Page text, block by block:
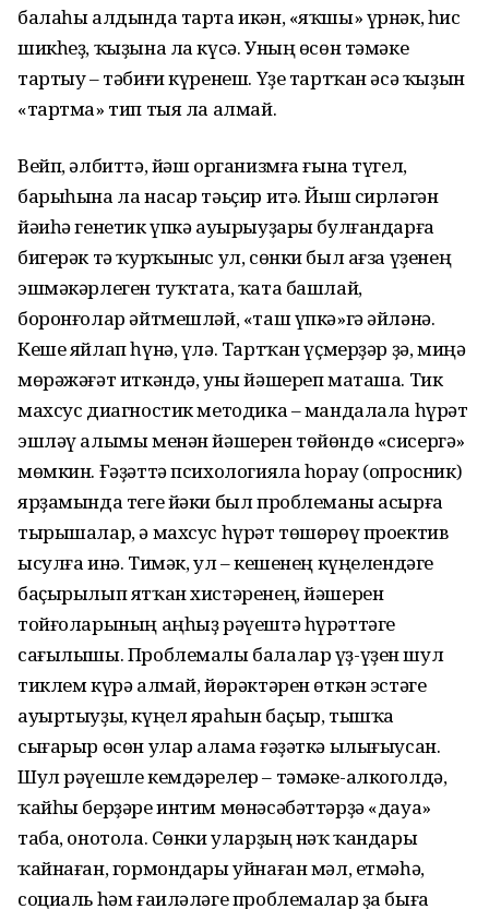
балаһы алдында тарта икән, «яҡшы» үрнәк, һис
шикһеҙ, ҡыҙына ла күсә. Уның өсөн тәмәке
тартыу – тәбиғи күренеш. Үҙе тартҡан әсә ҡыҙын
«тартма» тип тыя ла алмай.
Вейп, әлбиттә, йәш организмға ғына түгел,
барыһына ла насар тәьҫир итә. Йыш сирләгән
йәиһә генетик үпкә ауырыуҙары булғандарға
бигерәк тә ҡурҡыныс ул, сөнки был ағза үҙенең
эшмәкәрлеген туҡтата, ҡата башлай,
боронғолар әйтмешләй, «таш үпкә»гә әйләнә.
Кеше яйлап һүнә, үлә. Тартҡан үҫмерҙәр ҙә, миңә
мөрәжәғәт иткәндә, уны йәшереп маташа. Тик
махсус диагностик методика – мандалала һүрәт
эшләү алымы менән йәшерен төйөндө «сисергә»
мөмкин. Ғәҙәттә психологияла һорау (опросник)
ярҙамында теге йәки был проблеманы асырға
тырышалар, ә махсус һүрәт төшөрөү проектив
ысулға инә. Тимәк, ул – кешенең күңелендәге
баҫырылып ятҡан хистәренең, йәшерен
тойғоларының аңһыҙ рәүештә һүрәттәге
сағылышы. Проблемалы балалар үҙ-үҙен шул
тиклем күрә алмай, йөрәктәрен өткән эстәге
ауыртыуҙы, күңел яраһын баҫыр, тышҡа
сығарыр өсөн улар алама ғәҙәткә ылығыусан.
Шул рәүешле кемдәрелер – тәмәке-алкоголдә,
ҡайһы берҙәре интим мөнәсәбәттәрҙә «дауа»
таба, онотола. Сөнки уларҙың нәҡ ҡандары
ҡайнаған, гормондары уйнаған мәл, етмәһә,
социаль һәм ғаиләләге проблемалар ҙа быға